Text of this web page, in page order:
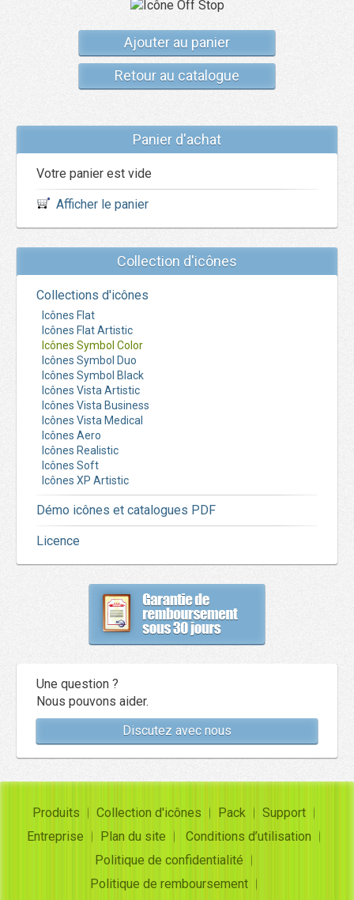
Ajouter au panier
Retour au catalogue
Panier d'achat
Votre panier est vide
Afficher le panier
Collection d'icônes
Collections d'icônes
Icônes Flat
Icônes Flat Artistic
Icônes Symbol Color
Icônes Symbol Duo
Icônes Symbol Black
Icônes Vista Artistic
Icônes Vista Business
Icônes Vista Medical
Icônes Aero
Icônes Realistic
Icônes Soft
Icônes XP Artistic
Démo icônes et catalogues PDF
Licence
Une question ?
Nous pouvons aider.
Discutez avec nous
Produits Collection d'icônes Pack
Support
Entreprise
Plan du site
Conditions d’utilisation
Politique de confidentialité
Politique de remboursement